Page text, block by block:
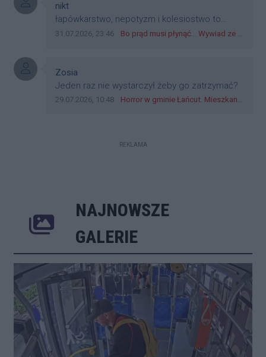
przejazdów dadzą radę. Albo ogarną, jak to
teraz młode ludzie mówią.
Autor komentarza:
nikt
Treść komentarza:
łapówkarstwo, nepotyzm i kolesiostwo to
norma w pge dystrybucja rzeszów, takie ***e
zagorzali pisowcy
Data dodania komentarza:
31.07.2026, 23:46 Źródło komentarza:
Bo prąd musi płynąć... Wywiad ze Zbigniewem Możdżeniem - Dyrektorem Generalnym Oddziału PGE Dystrybucja w Rzeszowie
Autor komentarza:
Zosia
Treść komentarza:
Jeden raz nie wystarczył żeby go zatrzymać?
Data dodania komentarza:
29.07.2026, 10:48 Źródło komentarza:
Horror w gminie Łańcut. Mieszkaniec Rzeszowa terroryzował rodzinę nożem i zaatakował policjantów! [VIDEO]
REKLAMA
NAJNOWSZE
GALERIE